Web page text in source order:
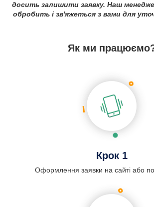
досить залишити заявку. Наш
обробить і зв'яжеться з вами для
Як ми
Крок 1
Оформлення заявки на сайті або